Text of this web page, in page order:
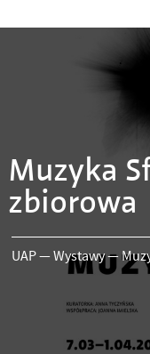
Muzyka
zbiorowa
UAP—Wystawy—